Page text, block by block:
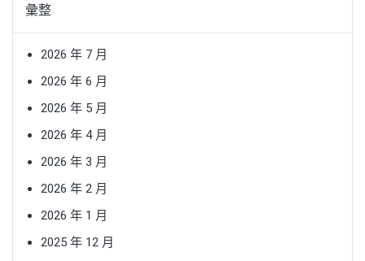
彙整
2026 年 7 月
2026 年 6 月
2026 年 5 月
2026 年 4 月
2026 年 3 月
2026 年 2 月
2026 年 1 月
2025 年 12 月